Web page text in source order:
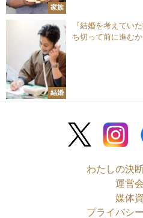
家族
結婚
『結婚を考えてい
ち切って前に進む
わたしの決
運営
媒体
プライバシ